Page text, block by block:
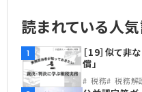
読まれている人
1
［19］似て非
償」
税務 税務解